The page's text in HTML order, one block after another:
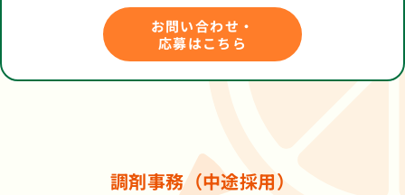
お問い合わせ・
応募はこちら
調剤事務（中途採用）